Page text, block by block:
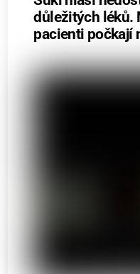
důležitých léků.
pacienti počkají